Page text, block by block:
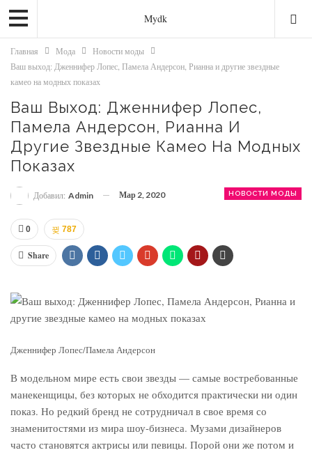
Mydk
Главная Мода
Новости моды
Ваш выход: Дженнифер Лопес, Памела Андерсон, Рианна и другие звездные
камео на модных показах
Ваш Выход: Дженнифер Лопес,
Памела Андерсон, Рианна И
Другие Звездные Камео На Модных
Показах
НОВОСТИ МОДЫ
Добавил: Admin Мар 2, 2020
0 787
Share
Дженнифер Лопес/Памела Андерсон
В модельном мире есть свои звезды — самые востребованные
манекенщицы, без которых не обходится практически ни один
показ. Но редкий бренд не сотрудничал в свое время со
знаменитостями из мира шоу-бизнеса. Музами дизайнеров
часто становятся актрисы или певицы. Порой они же потом и